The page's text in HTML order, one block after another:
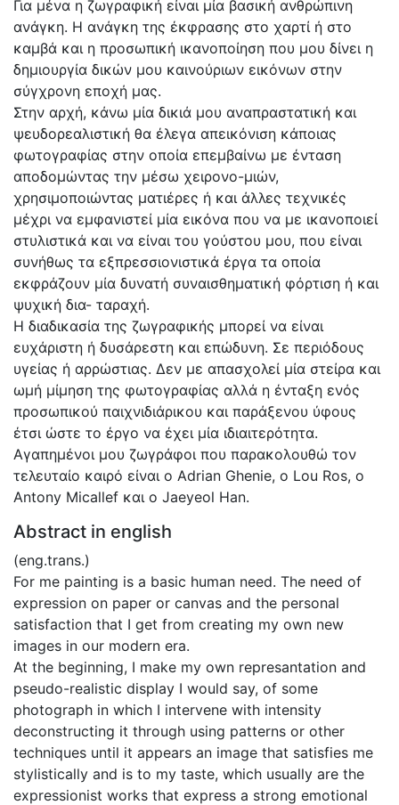
Για μένα η ζωγραφική είναι μία βασική ανθρώπινη
ανάγκη. Η ανάγκη της έκφρασης στο χαρτί ή στο
καμβά και η προσωπική ικανοποίηση που μου δίνει η
δημιουργία δικών μου καινούριων εικόνων στην
σύγχρονη εποχή μας.
Στην αρχή, κάνω μία δικιά μου αναπραστατική και
ψευδορεαλιστική θα έλεγα απεικόνιση κάποιας
φωτογραφίας στην οποία επεμβαίνω με ένταση
αποδομώντας την μέσω χειρονο-μιών,
χρησιμοποιώντας ματιέρες ή και άλλες τεχνικές
μέχρι να εμφανιστεί μία εικόνα που να με ικανοποιεί
στυλιστικά και να είναι του γούστου μου, που είναι
συνήθως τα εξπρεσσιονιστικά έργα τα οποία
εκφράζουν μία δυνατή συναισθηματική φόρτιση ή και
ψυχική δια- ταραχή.
Η διαδικασία της ζωγραφικής μπορεί να είναι
ευχάριστη ή δυσάρεστη και επώδυνη. Σε περιόδους
υγείας ή αρρώστιας. Δεν με απασχολεί μία στείρα και
ωμή μίμηση της φωτογραφίας αλλά η ένταξη ενός
προσωπικού παιχνιδιάρικου και παράξενου ύφους
έτσι ώστε το έργο να έχει μία ιδιαιτερότητα.
Αγαπημένοι μου ζωγράφοι που παρακολουθώ τον
τελευταίο καιρό είναι ο Adrian Ghenie, o Lou Ros, o
Antony Micallef και ο Jaeyeol Han.
Abstract in english
(eng.trans.)
For me painting is a basic human need. The need of
expression on paper or canvas and the personal
satisfaction that I get from creating my own new
images in our modern era.
At the beginning, I make my own represantation and
pseudo-realistic display I would say, of some
photograph in which I intervene with intensity
deconstructing it through using patterns or other
techniques until it appears an image that satisfies me
stylistically and is to my taste, which usually are the
expressionist works that express a strong emotional